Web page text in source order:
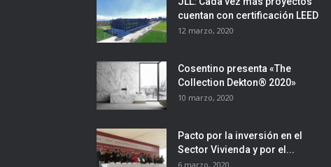
cuentan con certificación LEED
12 marzo, 2020
Cosentino presenta «The
Collection Dekton® 2020»
10 marzo, 2020
Pacto por la inversión en el
Sector Vivienda y por el...
6 marzo, 2020